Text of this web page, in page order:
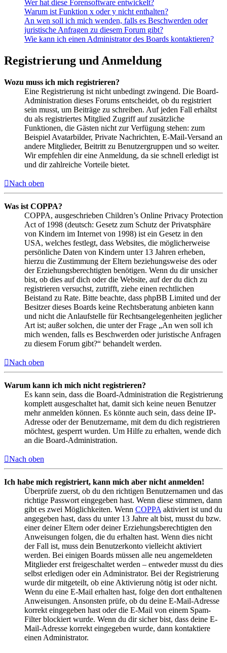
Wer hat diese Forensoftware entwickelt?
Warum ist Funktion x oder y nicht enthalten?
An wen soll ich mich wenden, falls es Beschwerden oder
juristische Anfragen zu diesem Forum gibt?
Wie kann ich einen Administrator des Boards kontaktieren?
Registrierung und Anmeldung
Wozu muss ich mich registrieren?
Eine Registrierung ist nicht unbedingt zwingend. Die Board-
Administration dieses Forums entscheidet, ob du registriert
sein musst, um Beiträge zu schreiben. Auf jeden Fall erhältst
du als registriertes Mitglied Zugriff auf zusätzliche
Funktionen, die Gästen nicht zur Verfügung stehen: zum
Beispiel Avatarbilder, Private Nachrichten, E-Mail-Versand an
andere Mitglieder, Beitritt zu Benutzergruppen und so weiter.
Wir empfehlen dir eine Anmeldung, da sie schnell erledigt ist
und dir zahlreiche Vorteile bietet.
Nach oben
Was ist COPPA?
COPPA, ausgeschrieben Children’s Online Privacy Protection
Act of 1998 (deutsch: Gesetz zum Schutz der Privatsphäre
von Kindern im Internet von 1998) ist ein Gesetz in den
USA, welches festlegt, dass Websites, die möglicherweise
persönliche Daten von Kindern unter 13 Jahren erheben,
hierzu die Zustimmung der Eltern beziehungsweise des oder
der Erziehungsberechtigten benötigen. Wenn du dir unsicher
bist, ob dies auf dich oder die Website, auf der du dich zu
registrieren versuchst, zutrifft, ziehe einen rechtlichen
Beistand zu Rate. Bitte beachte, dass phpBB Limited und der
Besitzer dieses Boards keine Rechtsberatung anbieten kann
und nicht die Anlaufstelle für Rechtsangelegenheiten jeglicher
Art ist; außer solchen, die unter der Frage „An wen soll ich
mich wenden, falls es Beschwerden oder juristische Anfragen
zu diesem Forum gibt?“ behandelt werden.
Nach oben
Warum kann ich mich nicht registrieren?
Es kann sein, dass die Board-Administration die Registrierung
komplett ausgeschaltet hat, damit sich keine neuen Benutzer
mehr anmelden können. Es könnte auch sein, dass deine IP-
Adresse oder der Benutzername, mit dem du dich registrieren
möchtest, gesperrt wurden. Um Hilfe zu erhalten, wende dich
an die Board-Administration.
Nach oben
Ich habe mich registriert, kann mich aber nicht anmelden!
Überprüfe zuerst, ob du den richtigen Benutzernamen und das
richtige Passwort eingegeben hast. Wenn diese stimmen, dann
gibt es zwei Möglichkeiten. Wenn COPPA aktiviert ist und du
angegeben hast, dass du unter 13 Jahre alt bist, musst du bzw.
einer deiner Eltern oder deiner Erziehungsberechtigten den
Anweisungen folgen, die du erhalten hast. Wenn dies nicht
der Fall ist, muss dein Benutzerkonto vielleicht aktiviert
werden. Bei einigen Boards müssen alle neu angemeldeten
Mitglieder erst freigeschaltet werden – entweder musst du dies
selbst erledigen oder ein Administrator. Bei der Registrierung
wurde dir mitgeteilt, ob eine Aktivierung nötig ist oder nicht.
Wenn du eine E-Mail erhalten hast, folge den dort enthaltenen
Anweisungen. Ansonsten prüfe, ob du deine E-Mail-Adresse
korrekt eingegeben hast oder die E-Mail von einem Spam-
Filter blockiert wurde. Wenn du dir sicher bist, dass deine E-
Mail-Adresse korrekt eingegeben wurde, dann kontaktiere
einen Administrator.